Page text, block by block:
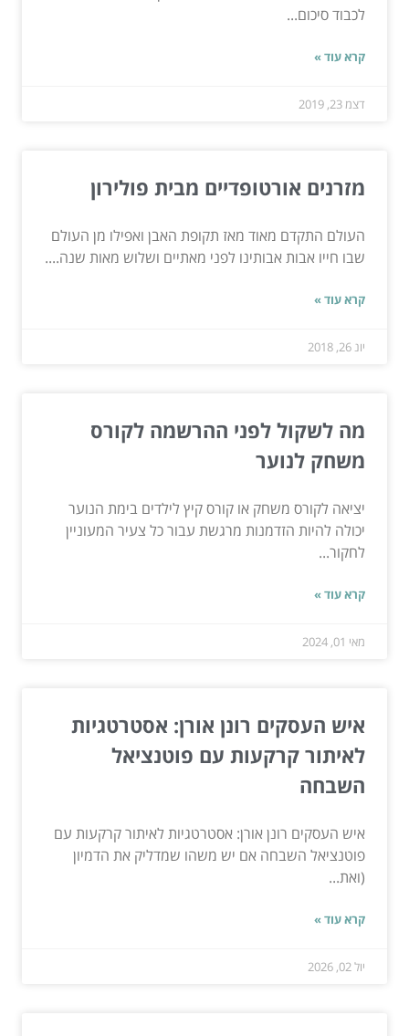
לכבוד סיכום...
קרא עוד »
דצמ 23, 2019
מזרנים אורטופדיים מבית פולירון
העולם התקדם מאוד מאז תקופת האבן ואפילו מן העולם
שבו חייו אבות אבותינו לפני מאתיים ושלוש מאות שנה....
קרא עוד »
יונ 26, 2018
מה לשקול לפני ההרשמה לקורס
משחק לנוער
יציאה לקורס משחק או קורס קיץ לילדים בימת הנוער
יכולה להיות הזדמנות מרגשת עבור כל צעיר המעוניין
לחקור...
קרא עוד »
מאי 01, 2024
איש העסקים רונן אורן: אסטרטגיות
לאיתור קרקעות עם פוטנציאל
השבחה
איש העסקים רונן אורן: אסטרטגיות לאיתור קרקעות עם
פוטנציאל השבחה אם יש משהו שמדליק את הדמיון
(ואת...
קרא עוד »
יול 02, 2026